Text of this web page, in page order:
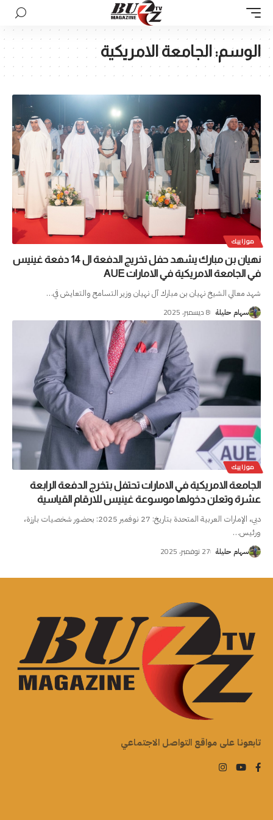
الوسم: الجامعة الامريكية
موزاييك
نهيان بن مبارك يشهد حفل تخريج الدفعة ال 14 دفعة غينيس
في الجامعة الامريكية في الامارات AUE
شهد معالي الشيخ نهيان بن مبارك آل نهيان وزير التسامح والتعايش في…
سهام حليلة 8 ديسمبر، 2025
موزاييك
الجامعة الامريكية في الامارات تحتفل بتخرج الدفعة الرابعة
عشرة وتعلن دخولها موسوعة غينيس للارقام القياسية
دبي، الإمارات العربية المتحدة بتاريخ: 27 نوفمبر 2025: بحضور شخصيات بارزة،
ورئيس…
سهام حليلة 27 نوفمبر، 2025
تابعونا على مواقع التواصل الاجتماعي